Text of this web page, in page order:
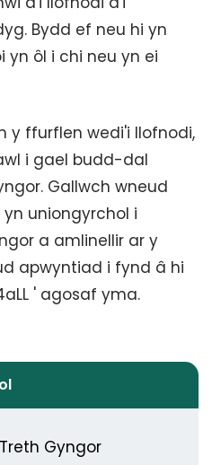
Bydd ef neu hi yn
yn ôl i chi neu yn ei
y ffurflen wedi'i llofnodi,
i gael budd-dal
Gallwch wneud
uniongyrchol i
a amlinellir ar y
apwyntiad i fynd â hi
' agosaf yma.
Gyngor